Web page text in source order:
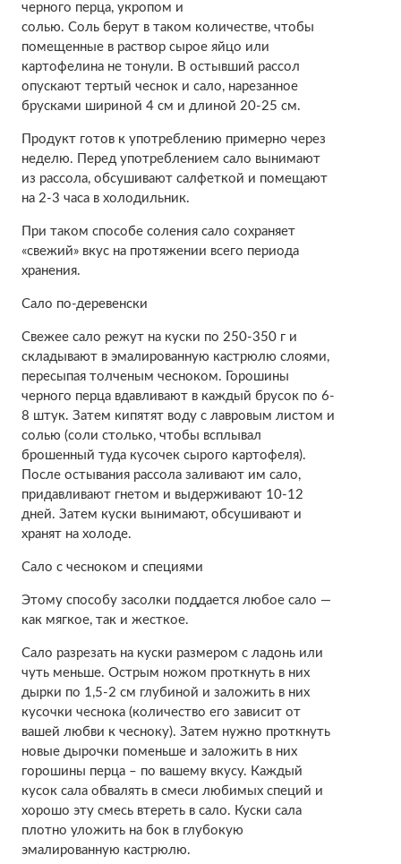
черного перца, укропом и
солью. Соль берут в таком количестве, чтобы
помещенные в раствор сырое яйцо или
картофелина не тонули. В остывший рассол
опускают тертый чеснок и сало, нарезанное
брусками шириной 4 см и длиной 20-25 см.
Продукт готов к употреблению примерно через
неделю. Перед употреблением сало вынимают
из рассола, обсушивают салфеткой и помещают
на 2-3 часа в холодильник.
При таком способе соления сало сохраняет
«свежий» вкус на протяжении всего периода
хранения.
Сало по-деревенски
Свежее сало режут на куски по 250-350 г и
складывают в эмалированную кастрюлю слоями,
пересыпая толченым чесноком. Горошины
черного перца вдавливают в каждый брусок по 6-
8 штук. Затем кипятят воду с лавровым листом и
солью (соли столько, чтобы всплывал
брошенный туда кусочек сырого картофеля).
После остывания рассола заливают им сало,
придавливают гнетом и выдерживают 10-12
дней. Затем куски вынимают, обсушивают и
хранят на холоде.
Сало с чесноком и специями
Этому способу засолки поддается любое сало —
как мягкое, так и жесткое.
Сало разрезать на куски размером с ладонь или
чуть меньше. Острым ножом проткнуть в них
дырки по 1,5-2 см глубиной и заложить в них
кусочки чеснока (количество его зависит от
вашей любви к чесноку). Затем нужно проткнуть
новые дырочки поменьше и заложить в них
горошины перца – по вашему вкусу. Каждый
кусок сала обвалять в смеси любимых специй и
хорошо эту смесь втереть в сало. Куски сала
плотно уложить на бок в глубокую
эмалированную кастрюлю.